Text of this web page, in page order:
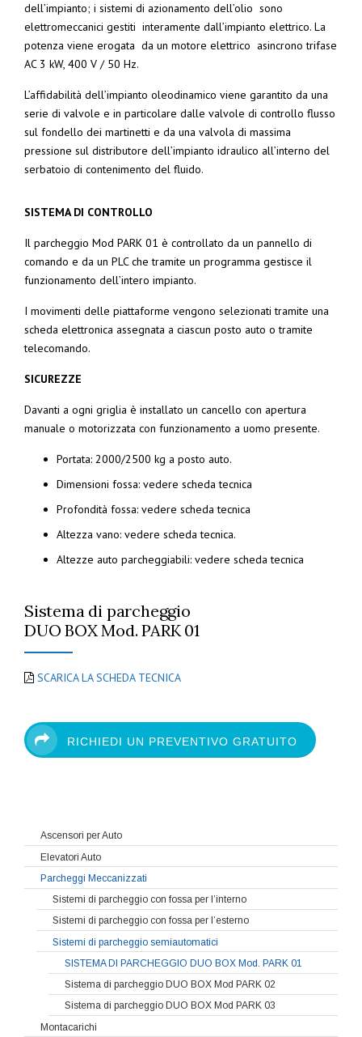
dell’impianto; i sistemi di azionamento dell’olio sono
elettromeccanici gestiti interamente dall’impianto elettrico. La
potenza viene erogata da un motore elettrico asincrono trifase
AC 3 kW, 400 V / 50 Hz.
L’affidabilità dell’impianto oleodinamico viene garantito da una
serie di valvole e in particolare dalle valvole di controllo flusso
sul fondello dei martinetti e da una valvola di massima
pressione sul distributore dell’impianto idraulico all’interno del
serbatoio di contenimento del fluido.
SISTEMA DI CONTROLLO
Il parcheggio Mod PARK 01 è controllato da un pannello di
comando e da un PLC che tramite un programma gestisce il
funzionamento dell’intero impianto.
I movimenti delle piattaforme vengono selezionati tramite una
scheda elettronica assegnata a ciascun posto auto o tramite
telecomando.
SICUREZZE
Davanti a ogni griglia è installato un cancello con apertura
manuale o motorizzata con funzionamento a uomo presente.
Portata: 2000/2500 kg a posto auto.
Dimensioni fossa: vedere scheda tecnica
Profondità fossa: vedere scheda tecnica
Altezza vano: vedere scheda tecnica.
Altezze auto parcheggiabili: vedere scheda tecnica
Sistema di parcheggio
DUO BOX Mod. PARK 01
SCARICA LA SCHEDA TECNICA
RICHIEDI UN PREVENTIVO GRATUITO
Ascensori per Auto
Elevatori Auto
Parcheggi Meccanizzati
Sistemi di parcheggio con fossa per l’interno
Sistemi di parcheggio con fossa per l’esterno
Sistemi di parcheggio semiautomatici
SISTEMA DI PARCHEGGIO DUO BOX Mod. PARK 01
Sistema di parcheggio DUO BOX Mod PARK 02
Sistema di parcheggio DUO BOX Mod PARK 03
Montacarichi